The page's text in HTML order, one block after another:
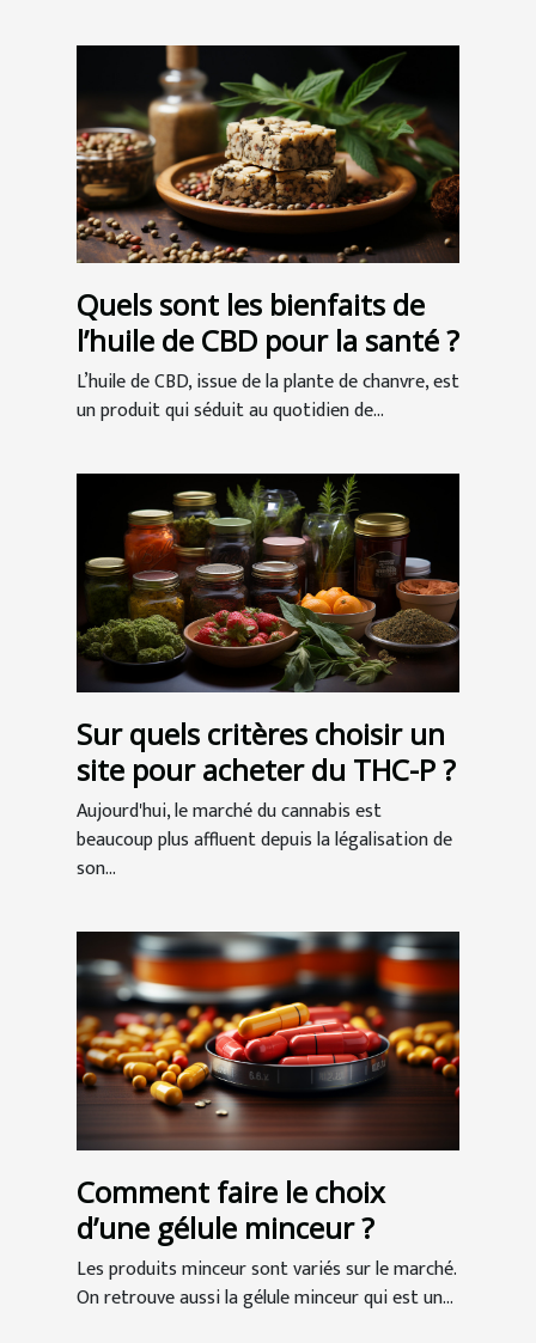
Quels sont les bienfaits de
l’huile de CBD pour la santé ?
L’huile de CBD, issue de la plante de chanvre, est
un produit qui séduit au quotidien de...
Sur quels critères choisir un
site pour acheter du THC-P ?
Aujourd'hui, le marché du cannabis est
beaucoup plus affluent depuis la légalisation de
son...
Comment faire le choix
d’une gélule minceur ?
Les produits minceur sont variés sur le marché.
On retrouve aussi la gélule minceur qui est un...